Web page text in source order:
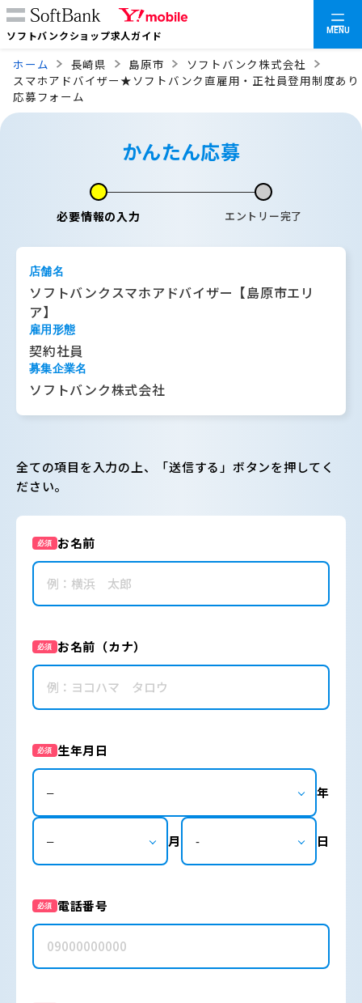
ソフトバンクショップ求人ガイド MENU
ホーム 長崎県 島原市
ソフトバンク株式会社
スマホアドバイザー★ソフトバンク直雇用・正社員登用制度あり
応募フォーム
かんたん応募
必要情報の入力 エントリー完了
店舗名
ソフトバンクスマホアドバイザー【島原市エリ
ア】
雇用形態
契約社員
募集企業名
ソフトバンク株式会社
全ての項目を入力の上、「送信する」ボタンを押してく
ださい。
必須 お名前
必須 お名前（カナ）
必須 生年月日
年
月 日
必須 電話番号